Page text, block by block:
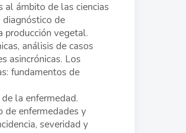
al ámbito de las ciencias
diagnóstico de
producción vegetal.
análisis de casos
asincrónicas. Los
fundamentos de
la enfermedad.
de enfermedades y
severidad y